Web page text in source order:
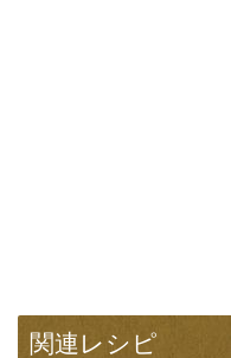
関連レシピ